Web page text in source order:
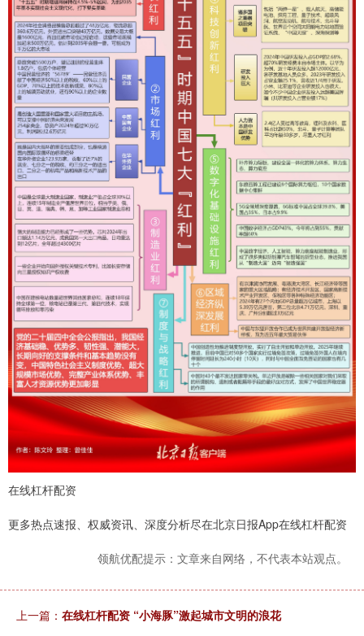
在线杠杆配资
更多热点速报、权威资讯、深度分析尽在北京日报App在线杠杆配资
领航优配提示：文章来自网络，不代表本站观点。
上一篇： 在线杠杆配资 “小海豚”激起城市文明的浪花